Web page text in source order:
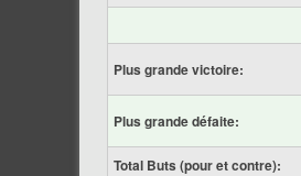
Plus grande victoire:
Plus grande défaite:
Total Buts (pour et contre):